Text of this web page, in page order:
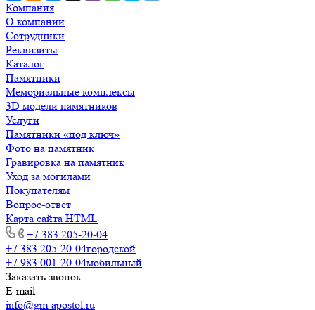
Компания
О компании
Сотрудники
Реквизиты
Каталог
Памятники
Мемориальные комплексы
3D модели памятников
Услуги
Памятники «под ключ»
Фото на памятник
Гравировка на памятник
Уход за могилами
Покупателям
Вопрос-ответ
Карта сайта HTML
+7 383 205-20-04
+7 383 205-20-04городской
+7 983 001-20-04мобильный
Заказать звонок
E-mail
info@gm-apostol.ru